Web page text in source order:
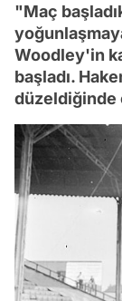
"Maç
Woodley'in
başladı.
düzeldiğinde